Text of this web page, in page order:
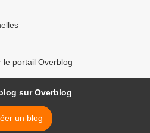
le portail Overblog
sur Overblog
un blog